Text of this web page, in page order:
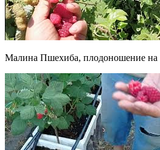
Малина Пшехиба, плодоношение на